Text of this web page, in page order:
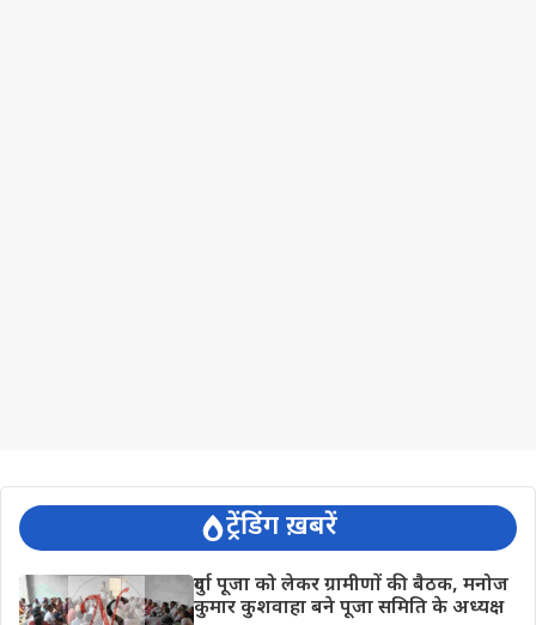
ट्रेंडिंग ख़बरें
दुर्गा पूजा को लेकर ग्रामीणों की बैठक, मनोज
कुमार कुशवाहा बने पूजा समिति के अध्यक्ष